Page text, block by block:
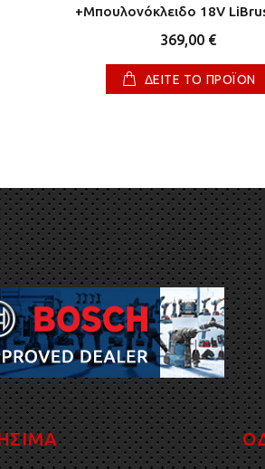
+Μπουλονόκλειδο 18V
369,00 €
ΔΕΙΤΕ ΤΟ ΠΡΟΪΟΝ